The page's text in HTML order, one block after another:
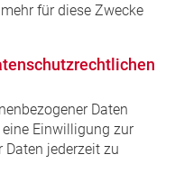
für diese Zwecke
Daten
Einwilligung zur
Daten jederzeit zu